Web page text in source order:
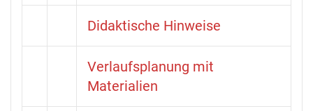
Didaktische Hinweise
Verlaufsplanung mit
Materialien